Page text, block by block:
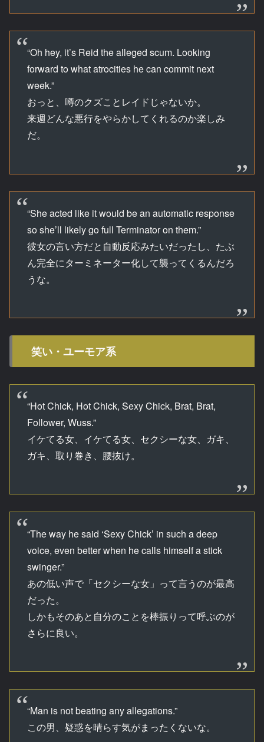
“Oh hey, it’s Reid the alleged scum. Looking
forward to what atrocities he can commit next
week.”
おっと、噂のクズことレイドじゃないか。
来週どんな悪行をやらかしてくれるのか楽しみ
だ。
“She acted like it would be an automatic response
so she’ll likely go full Terminator on them.”
彼女の言い方だと自動反応みたいだったし、たぶ
ん完全にターミネーター化して襲ってくるんだろ
うな。
笑い・ユーモア系
“Hot Chick, Hot Chick, Sexy Chick, Brat, Brat,
Follower, Wuss.”
イケてる女、イケてる女、セクシーな女、ガキ、
ガキ、取り巻き、腰抜け。
“The way he said ‘Sexy Chick’ in such a deep
voice, even better when he calls himself a stick
swinger.”
あの低い声で「セクシーな女」って言うのが最高
だった。
しかもそのあと自分のことを棒振りって呼ぶのが
さらに良い。
“Man is not beating any allegations.”
この男、疑惑を晴らす気がまったくないな。